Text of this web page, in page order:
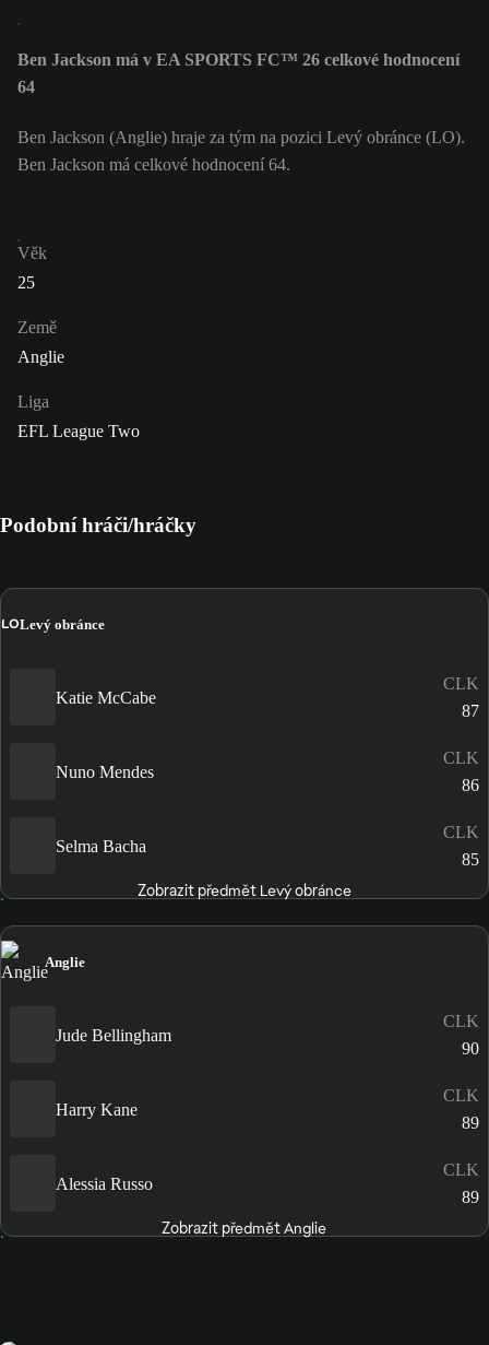
Ben Jackson má v EA SPORTS FC™ 26 celkové hodnocení
64
Ben Jackson (Anglie) hraje za tým na pozici Levý obránce (LO).
Ben Jackson má celkové hodnocení 64.
Věk
25
Země
Anglie
Liga
EFL League Two
Podobní hráči/hráčky
LOLevý obránce
Katie McCabe
CLK
87
Nuno Mendes
CLK
86
Selma Bacha
CLK
85
Zobrazit předmět Levý obránce
Anglie
Jude Bellingham
CLK
90
Harry Kane
CLK
89
Alessia Russo
CLK
89
Zobrazit předmět Anglie